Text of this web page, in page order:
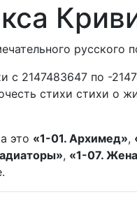
русского
с 2147483647 по -
стихи стихи о
это «1-01. Архимед»,
, «1-07.